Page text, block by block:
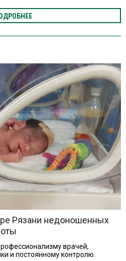
Рязани недоношенных
врачей,
и постоянному контролю.